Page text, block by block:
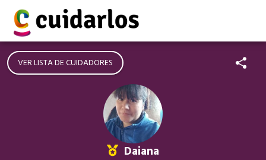
VER LISTA DE CUIDADORES
Daiana